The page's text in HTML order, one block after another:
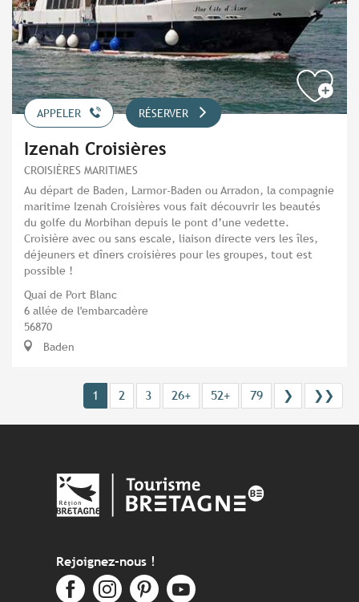
APPELER RÉSERVER
Izenah Croisières
CROISIÈRES MARITIMES
Au départ de Baden, Larmor-Baden ou Arradon, la compagnie
maritime Izenah Croisières vous fait découvrir les beautés
du golfe du Morbihan depuis le pont d’une vedette.
Croisière avec ou sans escale, liaison directe vers les îles,
déjeuners et dîners croisières pour les groupes, tout est
possible !
Quai de Port Blanc
6 allée de l'embarcadère
56870
Baden
1 2 3 26+ 52+ 79 ❯ ❯❯
Rejoignez-nous !